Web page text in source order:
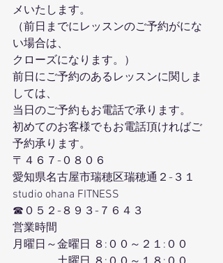
メいたします。
（前日までにレッスンのご予約がにな
い場合は、
クローズになります。）
前日にご予約のあるレッスンに関しま
しては、
当日のご予約もお電話で承ります。
初めてのお客様でもお電話頂ければご
予約承ります。
〒４６７-０８０６
愛知県名古屋市瑞穂区瑞穂通２-３１
studio ohana FITNESS
☎０５２-８９３-７６４３
営業時間
月曜日～金曜日 ８:００～２１:００